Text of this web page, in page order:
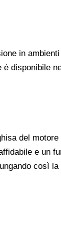
in
disponibile
del
e un
così